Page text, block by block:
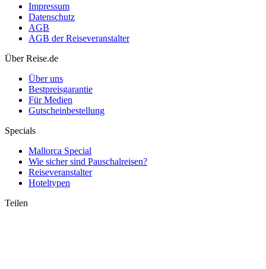
deinen Städtetrip bedeutet
Impressum
Datenschutz
AGB
AGB der Reiseveranstalter
Über Reise.de
Über uns
Bestpreisgarantie
Für Medien
Gutscheinbestellung
Specials
Mallorca Special
Wie sicher sind Pauschalreisen?
Reiseveranstalter
Hoteltypen
Teilen